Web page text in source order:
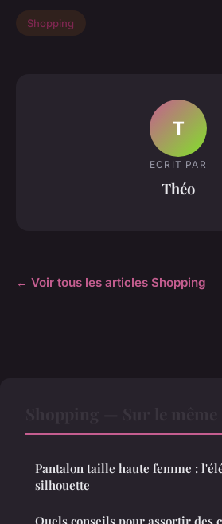
Shopping
T
ECRIT PAR
Théo
← Voir tous les articles Shopping
Pantalon taille haute femme :
silhouette